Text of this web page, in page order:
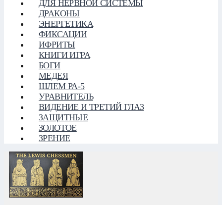
ДЛЯ НЕРВНОЙ СИСТЕМЫ
ДРАКОНЫ
ЭНЕРГЕТИКА
ФИКСАЦИИ
ИФРИТЫ
КНИГИ ИГРА
БОГИ
МЕДЕЯ
ШЛЕМ РА-5
УРАВНИТЕЛЬ
ВИДЕНИЕ И ТРЕТИЙ ГЛАЗ
ЗАЩИТНЫЕ
ЗОЛОТОЕ
ЗРЕНИЕ